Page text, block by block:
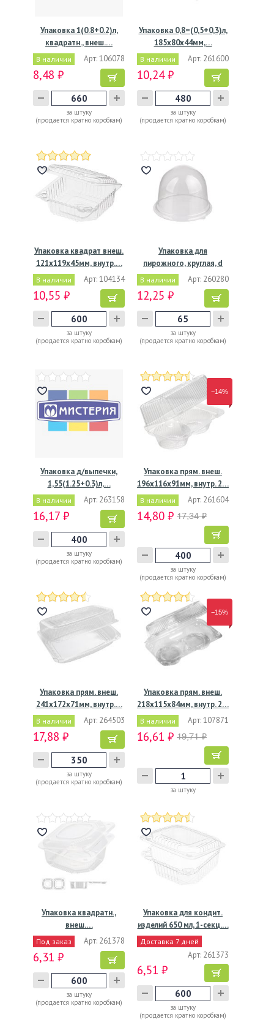
Упаковка 1(0.8+0.2)л,
квадратн., внеш.…
В наличии Арт: 106078
8,48 ₽
за штуку
(продается кратно коробкам)
Упаковка 0,8=(0,5+0,3)л,
185x80x44мм,…
В наличии Арт: 261600
10,24 ₽
за штуку
(продается кратно коробкам)
Упаковка квадрат внеш.
121х119х45мм, внутр.…
В наличии Арт: 104134
10,55 ₽
за штуку
(продается кратно коробкам)
Упаковка для
пирожного, круглая, d
90мм, h…
В наличии Арт: 260280
12,25 ₽
за штуку
(продается кратно коробкам)
Упаковка д/выпечки,
1,55(1.25+0.3)л,…
В наличии Арт: 263158
16,17 ₽
за штуку
(продается кратно коробкам)
−14%
Упаковка прям. внеш.
196х116х91мм, внутр. 2…
В наличии Арт: 261604
14,80 ₽ 17,34 ₽
за штуку
(продается кратно коробкам)
Упаковка прям. внеш.
241x172x71мм, внутр.…
В наличии Арт: 264503
17,88 ₽
за штуку
(продается кратно коробкам)
−15%
Упаковка прям. внеш.
218х115х84мм, внутр. 2…
В наличии Арт: 107871
16,61 ₽ 19,71 ₽
за штуку
Упаковка квадратн.,
внеш.…
Под заказ Арт: 261378
6,31 ₽
за штуку
(продается кратно коробкам)
Упаковка для кондит.
изделий 650 мл, 1-секц.…
Доставка 7 дней
Арт: 261373
6,51 ₽
за штуку
(продается кратно коробкам)